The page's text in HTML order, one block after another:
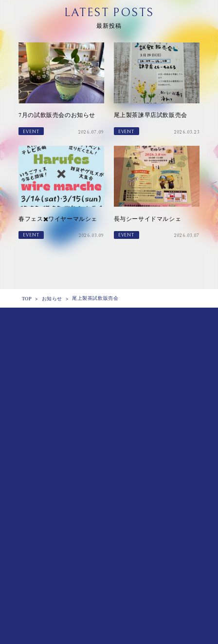
LATEST POSTS
最新投稿
7月の試飲販売会のお知らせ
EVENT 2026.07.09
尾上製茶諫早店試飲販売会
EVENT 2026.03.23
春フェス✖️ワイヤーマルシェ
EVENT 2026.03.09
長与シーサイドマルシェ
EVENT 2026.03.07
TOP > お知らせ > 尾上製茶試飲販売会